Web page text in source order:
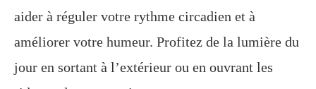
aider à réguler votre rythme circadien et à
améliorer votre humeur. Profitez de la lumière du
jour en sortant à l’extérieur ou en ouvrant les